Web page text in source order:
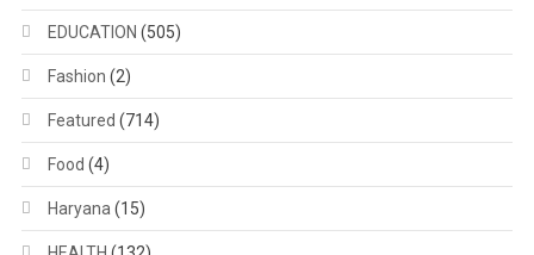
EDUCATION (505)
Fashion (2)
Featured (714)
Food (4)
Haryana (15)